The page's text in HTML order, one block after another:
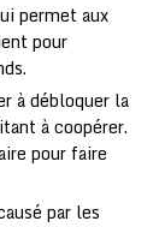
permet aux
pour
à débloquer la
à coopérer.
pour faire
par les